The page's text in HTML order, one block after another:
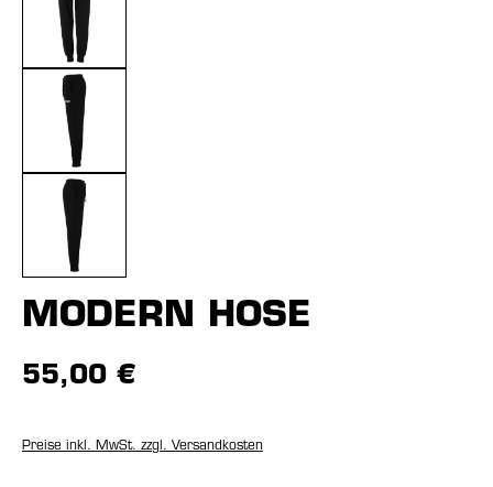
MODERN HOSE
55,00 €
Preise inkl. MwSt. zzgl. Versandkosten